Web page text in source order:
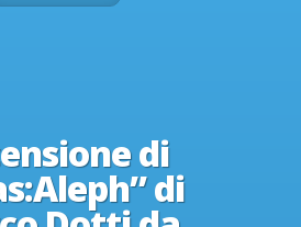
di
di